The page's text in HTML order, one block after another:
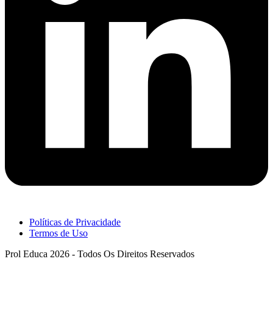
Políticas de Privacidade
Termos de Uso
Prol Educa 2026 - Todos Os Direitos Reservados